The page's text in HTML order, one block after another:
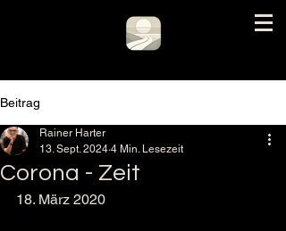
Beitrag
Corona - Zeit
Rainer Harter
13. Sept. 2024 4 Min. Lesezeit
18. März 2020